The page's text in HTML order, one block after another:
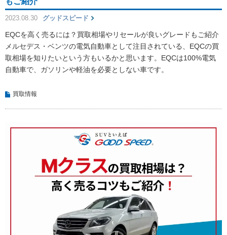
2023.08.30 グッドスピード
EQCを高く売るには？買取相場やリセールが良いグレードもご紹介
メルセデス・ベンツの電気自動車として注目されている、EQCの買
取相場を知りたいという方もいるかと思います。EQCは100%電気
自動車で、ガソリンや軽油を必要としない車です。
買取情報